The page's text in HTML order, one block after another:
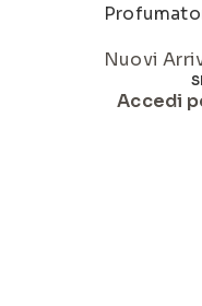
Nuovi
Accedi